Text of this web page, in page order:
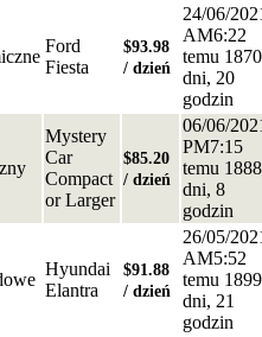
Ford
Fiesta
$93.98
/ dzień
24/06/
AM6:22
temu 1870
dni, 20
godzin
Mystery
Car
Compact
or Larger
$85.20
/ dzień
06/06/
PM7:15
temu 1888
dni, 8
godzin
Hyundai
Elantra
$91.88
/ dzień
26/05/
AM5:52
temu 1899
dni, 21
godzin